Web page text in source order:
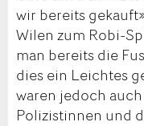
wir bereits
Wilen zum Robi-
man bereits die
dies ein Leichtes
waren jedoch
Polizistinnen und